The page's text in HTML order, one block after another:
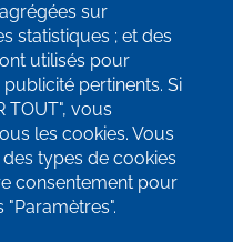
agroecologie.be
newsletter!
RÉSEAUX
sur
statistiques ; et des
utilisés pour
pertinents. Si
TOUT", vous
les cookies. Vous
types de cookies
consentement pour